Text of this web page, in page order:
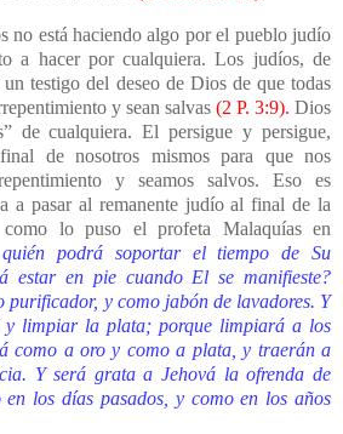
no está haciendo algo por el pueblo judío
a hacer por cualquiera. Los judíos, de
testigo del deseo de Dios de que todas
y sean salvas (2 P. 3:9). Dios
de cualquiera. El persigue y persigue,
de nosotros mismos para que nos
y seamos salvos. Eso es
a pasar al remanente judío al final de la
lo puso el profeta Malaquías en
podrá soportar el tiempo de Su
estar en pie cuando El se manifieste?
purificador, y como jabón de lavadores. Y
y limpiar la plata; porque limpiará a los
como a oro y como a plata, y traerán a
Y será grata a Jehová la ofrenda de
los días pasados, y como en los años